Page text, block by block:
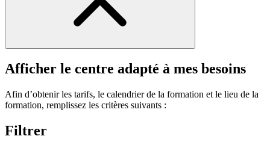
Afficher le centre adapté à mes besoins
Afin d’obtenir les tarifs, le calendrier de la formation et le lieu de la
formation, remplissez les critères suivants :
Filtrer